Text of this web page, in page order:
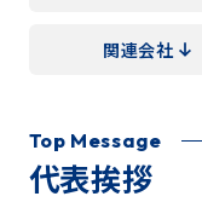
関連会社
Top Message
代表挨拶